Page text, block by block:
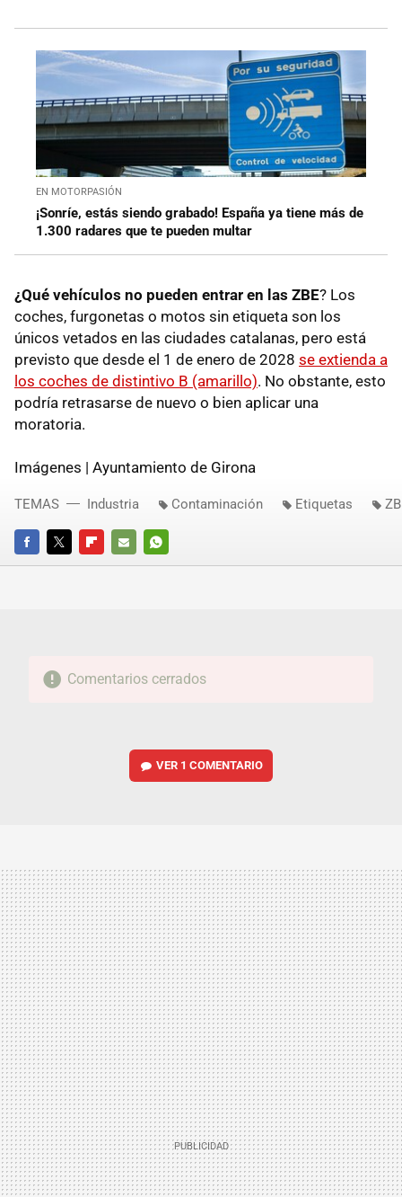
EN MOTORPASIÓN
¡Sonríe, estás siendo grabado! España ya tiene más de
1.300 radares que te pueden multar
¿Qué vehículos no pueden entrar en las ZBE? Los
coches, furgonetas o motos sin etiqueta son los
únicos vetados en las ciudades catalanas, pero está
previsto que desde el 1 de enero de 2028 se extienda a
los coches de distintivo B (amarillo). No obstante, esto
podría retrasarse de nuevo o bien aplicar una
moratoria.
Imágenes | Ayuntamiento de Girona
FACEBOOKTWITTERFLIPBOARD
E-
WHATSAPP
TEMAS Industria Contaminación Etiquetas
Comentarios cerrados
VER 1 COMENTARIO